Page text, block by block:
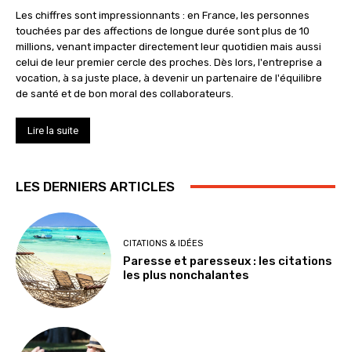
Les chiffres sont impressionnants : en France, les personnes
touchées par des affections de longue durée sont plus de 10
millions, venant impacter directement leur quotidien mais aussi
celui de leur premier cercle des proches. Dès lors, l'entreprise a
vocation, à sa juste place, à devenir un partenaire de l'équilibre
de santé et de bon moral des collaborateurs.
Lire la suite
LES DERNIERS ARTICLES
CITATIONS & IDÉES
Paresse et paresseux : les citations
les plus nonchalantes